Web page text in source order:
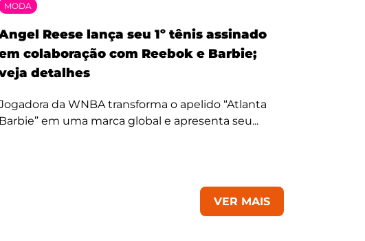
MODA
Reese lança seu 1º tênis assinado
colaboração com Reebok e Barbie;
detalhes
da WNBA transforma o apelido “Atlanta
Barbie” em uma marca global e apresenta seu...
VER MAIS